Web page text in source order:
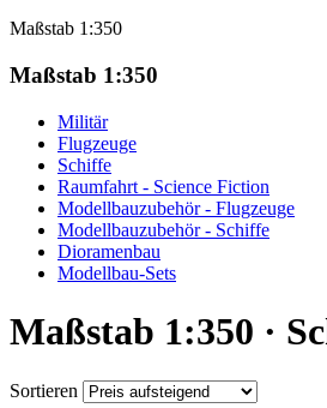
Maßstab 1:350
Maßstab 1:350
Militär
Flugzeuge
Schiffe
Raumfahrt - Science Fiction
Modellbauzubehör - Flugzeuge
Modellbauzubehör - Schiffe
Dioramenbau
Modellbau-Sets
Maßstab 1:350 ·
Sortieren